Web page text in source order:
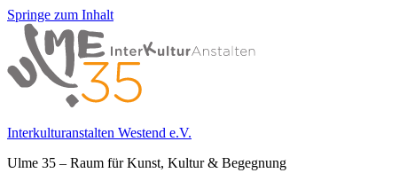
Springe zum Inhalt
Interkulturanstalten Westend e.V.
Ulme 35 – Raum für Kunst, Kultur & Begegnung